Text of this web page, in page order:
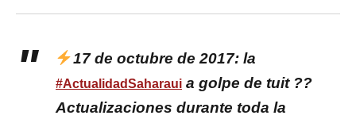
17 de octubre de 2017: la
#ActualidadSaharaui a golpe de tuit ??
Actualizaciones durante toda la